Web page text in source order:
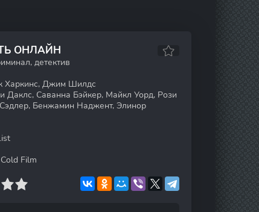
ОНЛАЙН
детектив
Харкинс, Джим Шилдс
Даклс, Саванна Бэйкер, Майкл Уорд, Рози
Бенжамин Наджент, Элинор
Film